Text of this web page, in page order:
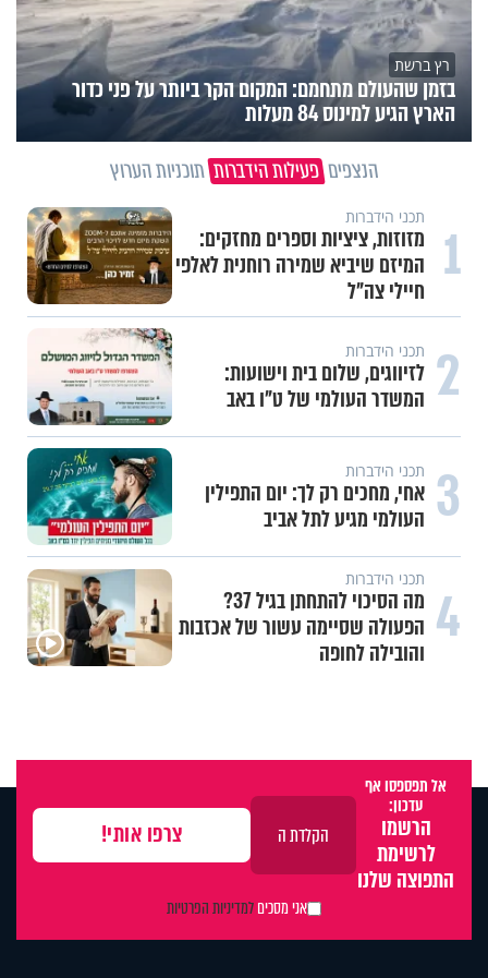
רץ ברשת
בזמן שהעולם מתחמם: המקום הקר ביותר על פני כדור
הארץ הגיע למינוס 84 מעלות
הנצפים פעילות הידברות תוכניות הערוץ
1 תכני הידברות
מזוזות, ציציות וספרים מחזקים:
המיזם שיביא שמירה רוחנית לאלפי
חיילי צה"ל
2 תכני הידברות
לזיווגים, שלום בית וישועות:
המשדר העולמי של ט"ו באב
3 תכני הידברות
אחי, מחכים רק לך: יום התפילין
העולמי מגיע לתל אביב
4 תכני הידברות
מה הסיכוי להתחתן בגיל 37?
הפעולה שסיימה עשור של אכזבות
והובילה לחופה
אל תפספסו אף
עדכון:
הרשמו
לרשימת
התפוצה שלנו
אני מסכיםלמדיניות הפרטיות